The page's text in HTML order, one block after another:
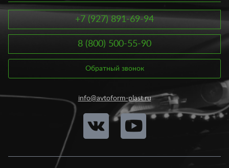
+7 (927) 891-69-94
8 (800) 500-55-90
Обратный звонок
info@avtoform-plast.ru